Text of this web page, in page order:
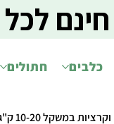
כלבים חתולים
במשקל 10-20 ק"ג